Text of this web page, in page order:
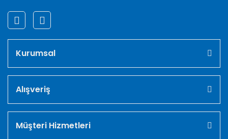
Kurumsal
Alışveriş
Müşteri Hizmetleri